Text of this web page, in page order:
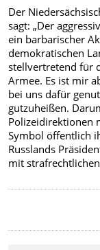
Der
sagt: „Der
ein barbarischer
demokratischen
stellvertretend für
Armee. Es ist mir
bei uns dafür
gutzuheißen.
Polizeidirektionen
Symbol öffentlich
Russlands
mit